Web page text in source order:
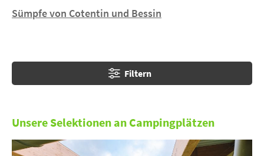
Sümpfe von Cotentin und Bessin
Filtern
Unsere Selektionen an Campingplätzen